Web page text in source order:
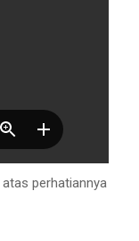
perhatiannya